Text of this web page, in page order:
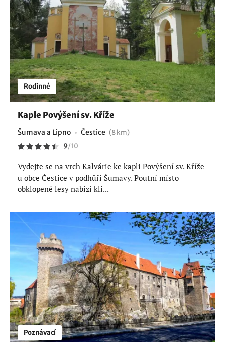
Rodinné
Kaple Povýšení sv. Kříže
Šumava a Lipno Čestice (8 km)
9/10
Vydejte se na vrch Kalvárie ke kapli Povýšení sv. Kříže
u obce Čestice v podhůří Šumavy. Poutní místo
obklopené lesy nabízí kli...
Poznávací